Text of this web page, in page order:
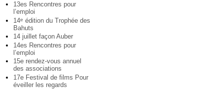
13es Rencontres pour
l’emploi
14e édition du Trophée des
Bahuts
14 juillet façon Auber
14es Rencontres pour
l’emploi
15e rendez-vous annuel
des associations
17e Festival de films Pour
éveiller les regards